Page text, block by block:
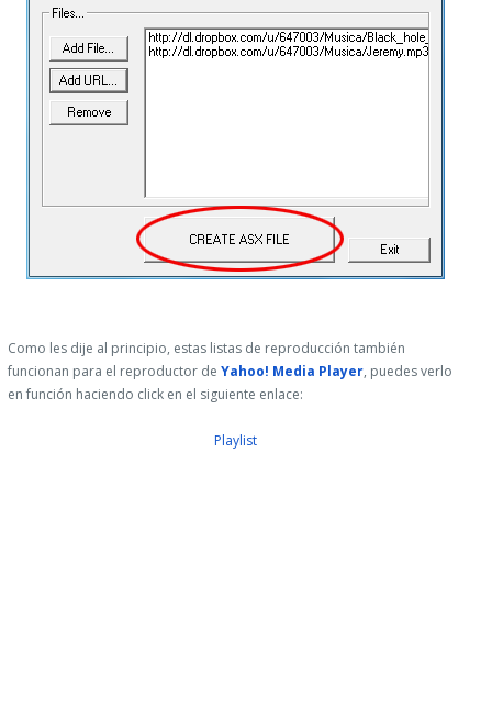
Como les dije al principio, estas listas de reproducción también
funcionan para el reproductor de Yahoo! Media Player, puedes verlo
en función haciendo click en el siguiente enlace:
Playlist